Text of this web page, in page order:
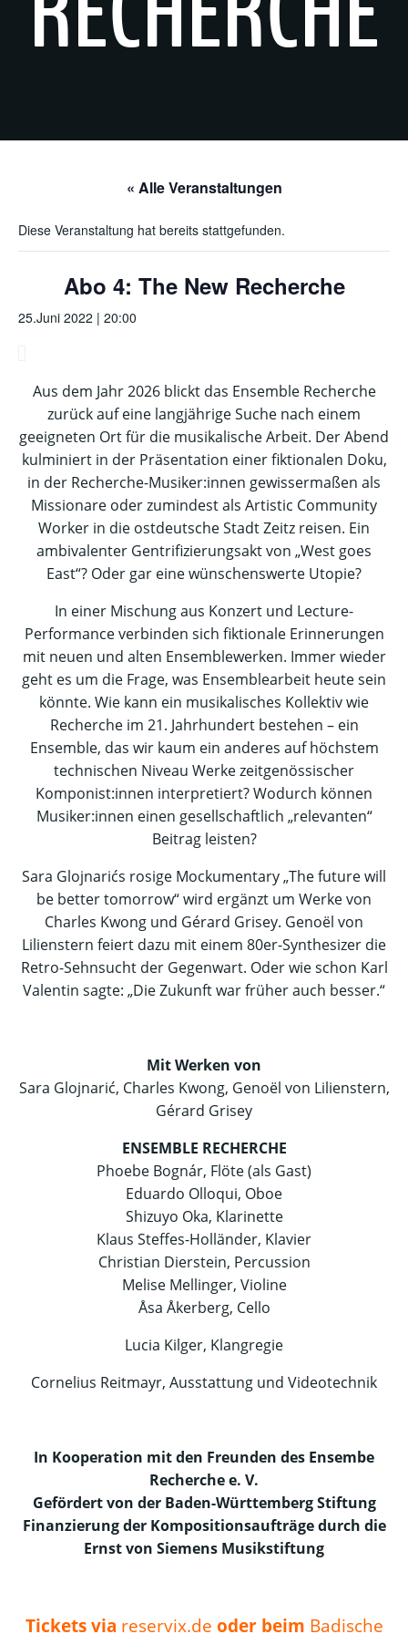
« Alle Veranstaltungen
Diese Veranstaltung hat bereits stattgefunden.
Abo 4: The New Recherche
25.Juni 2022 | 20:00
Aus dem Jahr 2026 blickt das Ensemble Recherche
zurück auf eine langjährige Suche nach einem
geeigneten Ort für die musikalische Arbeit. Der Abend
kulminiert in der Präsentation einer fiktionalen Doku,
in der Recherche-Musiker:innen gewissermaßen als
Missionare oder zumindest als Artistic Community
Worker in die ostdeutsche Stadt Zeitz reisen. Ein
ambivalenter Gentrifizierungsakt von „West goes
East“? Oder gar eine wünschenswerte Utopie?
In einer Mischung aus Konzert und Lecture-
Performance verbinden sich fiktionale Erinnerungen
mit neuen und alten Ensemblewerken. Immer wieder
geht es um die Frage, was Ensemblearbeit heute sein
könnte. Wie kann ein musikalisches Kollektiv wie
Recherche im 21. Jahrhundert bestehen – ein
Ensemble, das wir kaum ein anderes auf höchstem
technischen Niveau Werke zeitgenössischer
Komponist:innen interpretiert? Wodurch können
Musiker:innen einen gesellschaftlich „relevanten“
Beitrag leisten?
Sara Glojnarićs rosige Mockumentary „The future will
be better tomorrow“ wird ergänzt um Werke von
Charles Kwong und Gérard Grisey. Genoël von
Lilienstern feiert dazu mit einem 80er-Synthesizer die
Retro-Sehnsucht der Gegenwart. Oder wie schon Karl
Valentin sagte: „Die Zukunft war früher auch besser.“
Mit Werken von
Sara Glojnarić, Charles Kwong, Genoël von Lilienstern,
Gérard Grisey
ENSEMBLE RECHERCHE
Phoebe Bognár, Flöte (als Gast)
Eduardo Olloqui, Oboe
Shizuyo Oka, Klarinette
Klaus Steffes-Holländer, Klavier
Christian Dierstein, Percussion
Melise Mellinger, Violine
Åsa Åkerberg, Cello
Lucia Kilger, Klangregie
Cornelius Reitmayr, Ausstattung und Videotechnik
In Kooperation mit den Freunden des Ensembe
Recherche e. V.
Gefördert von der Baden-Württemberg Stiftung
Finanzierung der Kompositionsaufträge durch die
Ernst von Siemens Musikstiftung
Tickets via reservix.de oder beim Badische